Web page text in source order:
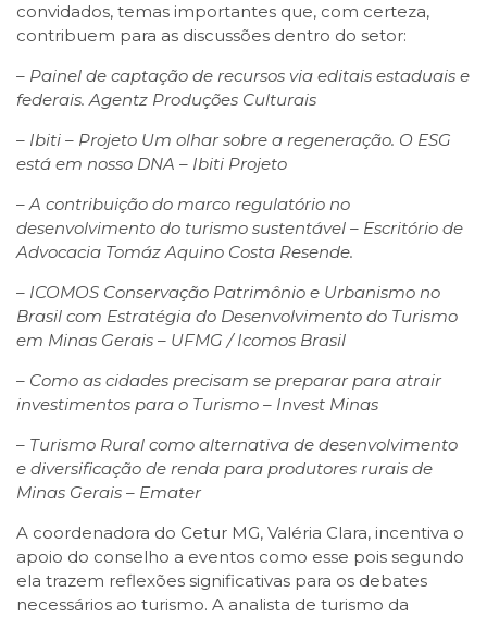
convidados, temas importantes que, com certeza,
contribuem para as discussões dentro do setor:
– Painel de captação de recursos via editais estaduais e
federais. Agentz Produções Culturais
– Ibiti – Projeto Um olhar sobre a regeneração. O ESG
está em nosso DNA – Ibiti Projeto
– A contribuição do marco regulatório no
desenvolvimento do turismo sustentável – Escritório de
Advocacia Tomáz Aquino Costa Resende.
– ICOMOS Conservação Patrimônio e Urbanismo no
Brasil com Estratégia do Desenvolvimento do Turismo
em Minas Gerais – UFMG / Icomos Brasil
– Como as cidades precisam se preparar para atrair
investimentos para o Turismo – Invest Minas
– Turismo Rural como alternativa de desenvolvimento
e diversificação de renda para produtores rurais de
Minas Gerais – Emater
A coordenadora do Cetur MG, Valéria Clara, incentiva o
apoio do conselho a eventos como esse pois segundo
ela trazem reflexões significativas para os debates
necessários ao turismo. A analista de turismo da